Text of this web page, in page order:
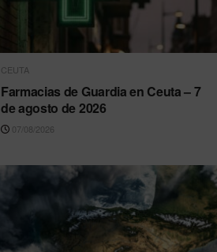
CEUTA
Farmacias de Guardia en Ceuta – 7
de agosto de 2026
07/08/2026